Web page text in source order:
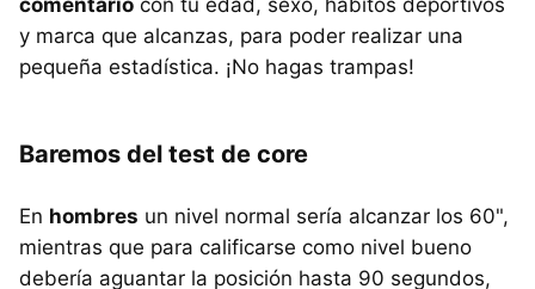
y marca que alcanzas, para poder realizar una
pequeña estadística. ¡No hagas trampas!
Baremos del test de core
En hombres un nivel normal sería alcanzar los 60",
mientras que para calificarse como nivel bueno
debería aguantar la posición hasta 90 segundos,